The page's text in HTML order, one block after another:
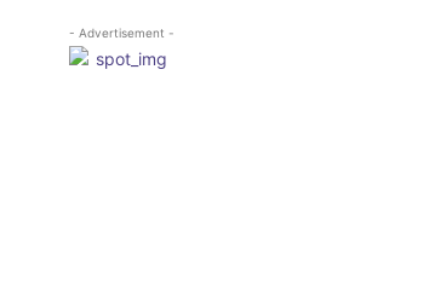
- Advertisement -